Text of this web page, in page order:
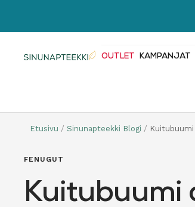
Sinunapteekki.fi OUTLET KAMPANJAT
Etusivu Sinunapteekki Blogi
FENUGUT
Kuitubuumi